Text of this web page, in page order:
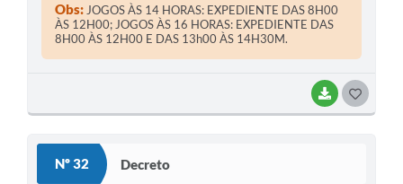
BAIXAR
Obs: JOGOS ÀS 14 HORAS: EXPEDIENTE DAS 8H00
ÀS 12H00; JOGOS ÀS 16 HORAS: EXPEDIENTE DAS
8H00 ÀS 12H00 E DAS 13h00 ÀS 14H30M.
Nº 32 Decreto